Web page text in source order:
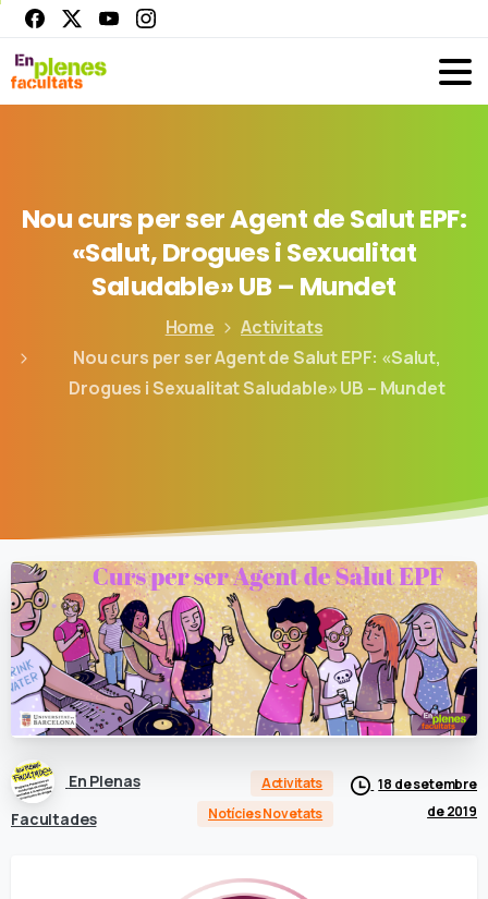
NoucursperserAgentdeSalutEPF:
«Salut,DroguesiSexualitat
Saludable»UB – Mundet
Home
Activitats
Nou curs per ser Agent de Salut EPF: «Salut,
Drogues i Sexualitat Saludable» UB – Mundet
En Plenas
Facultades
Activitats
Notícies Novetats
18 de setembre
de 2019